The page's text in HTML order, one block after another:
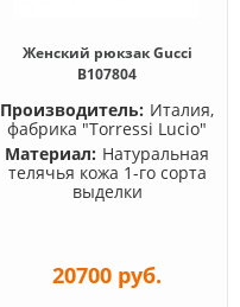
Женский рюкзак Gucci
B107804
Производитель: Италия,
фабрика "Torressi Lucio"
Материал: Натуральная
телячья кожа 1-го сорта
выделки
20700 руб.